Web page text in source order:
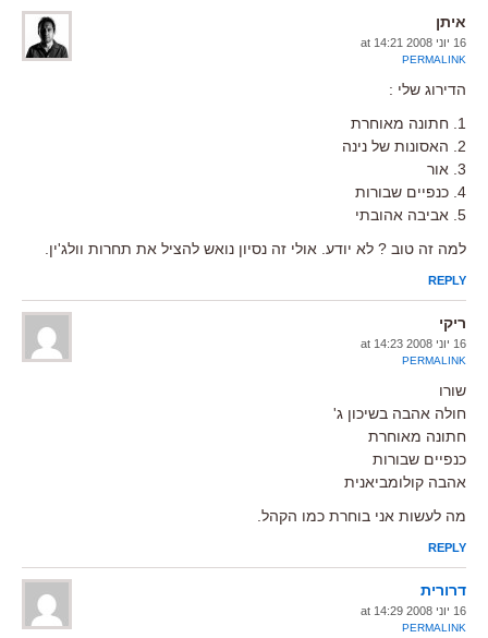
איתן
16 יוני 2008 at 14:21
PERMALINK
הדירוג שלי :
1. חתונה מאוחרת
2. האסונות של נינה
3. אור
4. כנפיים שבורות
5. אביבה אהובתי
למה זה טוב ? לא יודע. אולי זה נסיון נואש להציל את תחרות וולג'ין.
REPLY
ריקי
16 יוני 2008 at 14:23
PERMALINK
שורו
חולה אהבה בשיכון ג'
חתונה מאוחרת
כנפיים שבורות
אהבה קולומביאנית
מה לעשות אני בוחרת כמו הקהל.
REPLY
דרורית
16 יוני 2008 at 14:29
PERMALINK